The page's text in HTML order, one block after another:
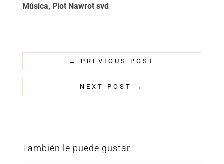
Música, Piot Nawrot svd
← PREVIOUS POST
NEXT POST →
También le puede gustar